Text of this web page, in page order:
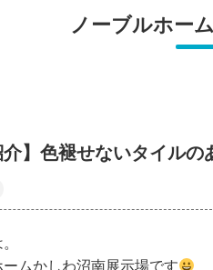
ノーブルホー
】色褪せないタイルの
ムかしわ沼南展示場です